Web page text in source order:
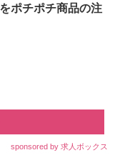
ポチポチ商品の注
sponsored by 求人ボックス